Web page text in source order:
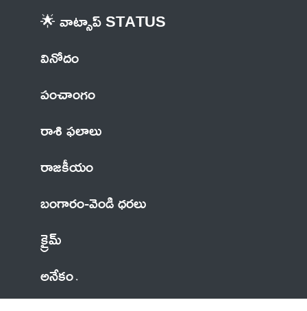
🌟 వాట్సాప్ STATUS
వినోదం
పంచాంగం
రాశి ఫలాలు
రాజకీయం
బంగారం-వెండి ధరలు
క్రైమ్
అనేకం